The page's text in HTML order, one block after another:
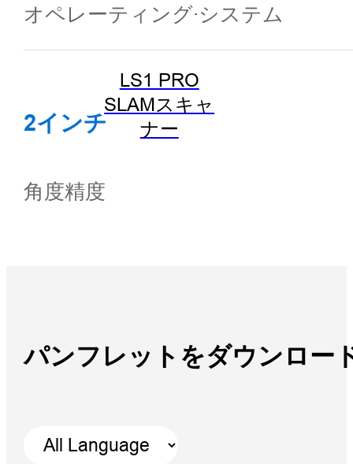
LS1 PRO
SLAMスキャ
ナー
オペレーティング·システム
2インチ
角度精度
パンフレットをダウンロー